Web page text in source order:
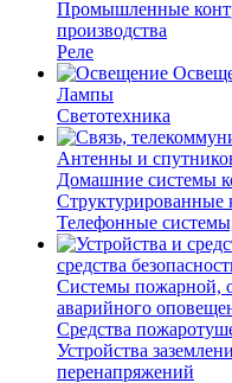
Промышленные
производства
Реле
Лампы
Светотехника
Антенны и
Домашние системы
Структурированные
Телефонные
средства
Системы пожарной,
аварийного
Средства
Устройства
перенапряжений